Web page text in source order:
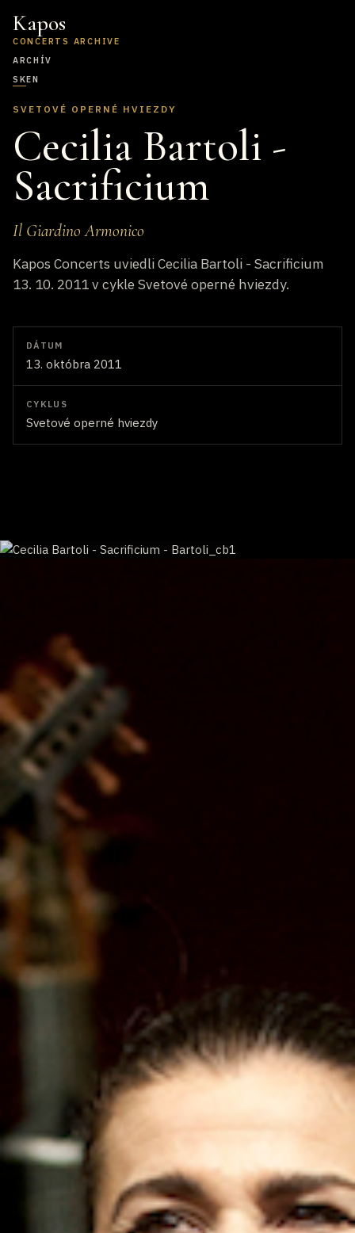
Kapos
CONCERTS ARCHIVE
ARCHÍV
SKEN
SVETOVÉ OPERNÉ HVIEZDY
Cecilia Bartoli -
Sacrificium
Il Giardino Armonico
Kapos Concerts uviedli Cecilia Bartoli - Sacrificium
13. 10. 2011 v cykle Svetové operné hviezdy.
DÁTUM
13. októbra 2011
CYKLUS
Svetové operné hviezdy